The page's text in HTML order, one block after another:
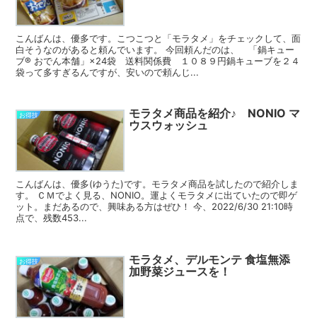
こんばんは、優多です。こつこつと「モラタメ」をチェックして、面
白そうなのがあると頼んでいます。 今回頼んだのは、 「鍋キュー
ブ® おでん本舗」×24袋 送料関係費 １０８９円鍋キューブを２４
袋って多すぎるんですが、安いので頼んじ...
お得技
モラタメ商品を紹介♪ NONIO マ
ウスウォッシュ
こんばんは、優多(ゆうた)です。モラタメ商品を試したので紹介しま
す。 ＣＭでよく見る、NONIO。運よくモラタメに出ていたので即ゲ
ット。まだあるので、興味ある方はぜひ！ 今、2022/6/30 21:10時
点で、残数453...
お得技
モラタメ、デルモンテ 食塩無添
加野菜ジュースを！